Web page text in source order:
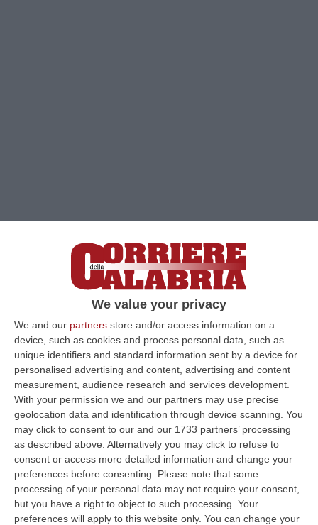
We value your privacy
We and our partners store and/or access information on a
device, such as cookies and process personal data, such as
unique identifiers and standard information sent by a device for
personalised advertising and content, advertising and content
measurement, audience research and services development.
With your permission we and our partners may use precise
geolocation data and identification through device scanning. You
may click to consent to our and our 1733 partners’ processing
as described above. Alternatively you may click to refuse to
consent or access more detailed information and change your
preferences before consenting.
Please note that some
processing of your personal data may not require your consent,
but you have a right to object to such processing. Your
preferences will apply to this website only. You can change your
Clicca e segui “Corriere della Calabria” su Google News
COSENZA«Il Libro Bianco sul degrado
edilizio e sociale della città di Cosenza
fotografa perfettamente la condizione in cui
versano i nostri quartieri periferici. Un focus
scientifico, elaborato alla luce dei dati forniti
dall’Istat. Ma sono proprio questi dati a
restituire un’immagine fedele della politica
assente, che rivolge la sua attenzione altrove
e lontano dalle zone più degradate della
nostra città». È quanto ha sostenuto il